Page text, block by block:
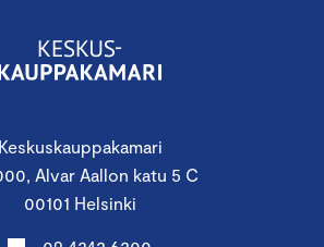
Keskuskauppakamari
Alvar Aallon katu 5 C
00101 Helsinki